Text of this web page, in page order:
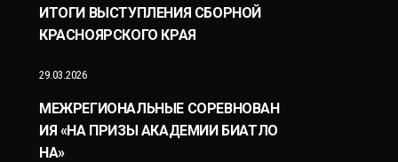
ИТОГИ ВЫСТУПЛЕНИЯ СБОРНОЙ
КРАСНОЯРСКОГО КРАЯ
29.03.2026
МЕЖРЕГИОНАЛЬНЫЕ СОРЕВНОВАН
ИЯ «НА ПРИЗЫ АКАДЕМИИ БИАТЛО
НА»